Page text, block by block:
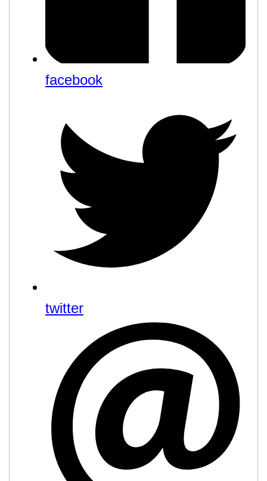
facebook
twitter